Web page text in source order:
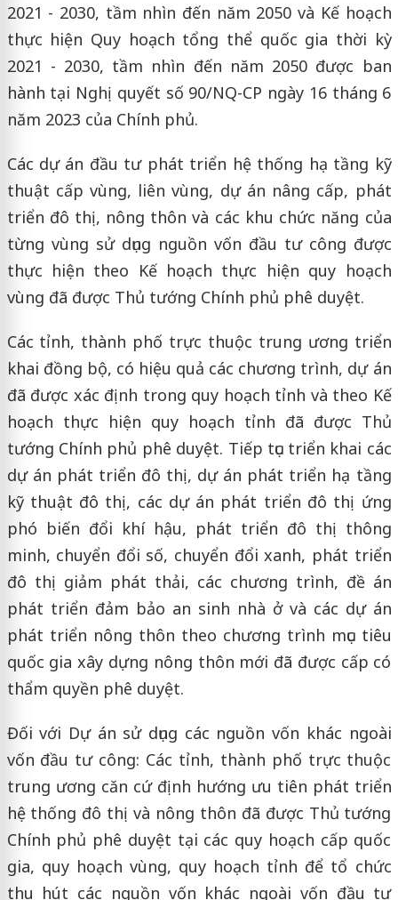
2021 - 2030, tầm nhìn đến năm 2050 và Kế hoạch
thực hiện Quy hoạch tổng thể quốc gia thời kỳ
2021 - 2030, tầm nhìn đến năm 2050 được ban
hành tại Nghị quyết số 90/NQ-CP ngày 16 tháng 6
năm 2023 của Chính phủ.
Các dự án đầu tư phát triển hệ thống hạ tầng kỹ
thuật cấp vùng, liên vùng, dự án nâng cấp, phát
triển đô thị, nông thôn và các khu chức năng của
từng vùng sử dụng nguồn vốn đầu tư công được
thực hiện theo Kế hoạch thực hiện quy hoạch
vùng đã được Thủ tướng Chính phủ phê duyệt.
Các tỉnh, thành phố trực thuộc trung ương triển
khai đồng bộ, có hiệu quả các chương trình, dự án
đã được xác định trong quy hoạch tỉnh và theo Kế
hoạch thực hiện quy hoạch tỉnh đã được Thủ
tướng Chính phủ phê duyệt. Tiếp tục triển khai các
dự án phát triển đô thị, dự án phát triển hạ tầng
kỹ thuật đô thị, các dự án phát triển đô thị ứng
phó biến đổi khí hậu, phát triển đô thị thông
minh, chuyển đổi số, chuyển đổi xanh, phát triển
đô thị giảm phát thải, các chương trình, đề án
phát triển đảm bảo an sinh nhà ở và các dự án
phát triển nông thôn theo chương trình mục tiêu
quốc gia xây dựng nông thôn mới đã được cấp có
thẩm quyền phê duyệt.
Đối với Dự án sử dụng các nguồn vốn khác ngoài
vốn đầu tư công: Các tỉnh, thành phố trực thuộc
trung ương căn cứ định hướng ưu tiên phát triển
hệ thống đô thị và nông thôn đã được Thủ tướng
Chính phủ phê duyệt tại các quy hoạch cấp quốc
gia, quy hoạch vùng, quy hoạch tỉnh để tổ chức
thu hút các nguồn vốn khác ngoài vốn đầu tư